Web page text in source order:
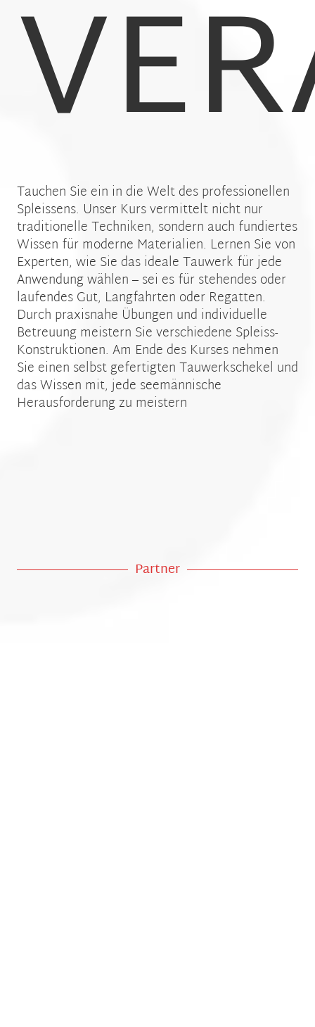
Tauchen Sie ein in die Welt des professionellen
Spleissens. Unser Kurs vermittelt nicht nur
traditionelle Techniken, sondern auch fundiertes
Wissen für moderne Materialien. Lernen Sie von
Experten, wie Sie das ideale Tauwerk für jede
Anwendung wählen – sei es für stehendes oder
laufendes Gut, Langfahrten oder Regatten.
Durch praxisnahe Übungen und individuelle
Betreuung meistern Sie verschiedene Spleiss-
Konstruktionen. Am Ende des Kurses nehmen
Sie einen selbst gefertigten Tauwerkschekel und
das Wissen mit, jede seemännische
Herausforderung zu meistern
Partner